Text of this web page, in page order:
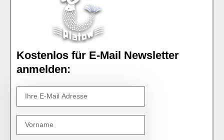
Kostenlos für E-Mail Newsletter
anmelden: